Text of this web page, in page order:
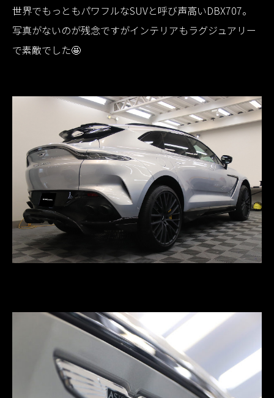
世界でもっともパワフルなSUVと呼び声高いDBX707。
写真がないのが残念ですがインテリアもラグジュアリー
で素敵でした🤩